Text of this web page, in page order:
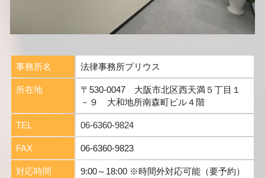
事務所名 法律事務所プリウス
所在地
〒530-0047 大阪市北区西天満５丁目１
－９ 大和地所南森町ビル４階
TEL 06-6360-9824
FAX 06-6360-9823
対応時間 9:00～18:00 ※時間外対応可能（要予約）